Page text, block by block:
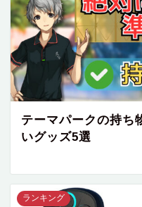
テーマパークの持ち
いグッズ5選
ランキング